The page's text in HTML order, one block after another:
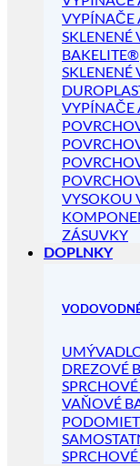
VYPÍNAČE
SKLENENÉ
BAKELITE®
SKLENENÉ
VYPÍNAČE
VYSOKOU
ZÁSUVKY
DOPLNKY
DREZOVÉ
VAŇOVÉ